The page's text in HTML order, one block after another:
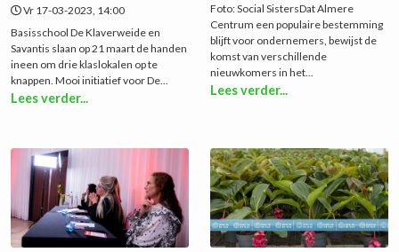
Vr 17-03-2023, 14:00
Basisschool De Klaverweide en
Savantis slaan op 21 maart de handen
ineen om drie klaslokalen op te
knappen. Mooi initiatief voor De...
Lees verder...
Foto: Social SistersDat Almere
Centrum een populaire bestemming
blijft voor ondernemers, bewijst de
komst van verschillende
nieuwkomers in het...
Lees verder...